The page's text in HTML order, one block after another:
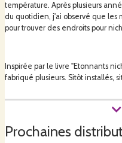
température. Après plusieurs
du quotidien, j'ai observé que les
pour trouver des endroits pour
Inspirée par le livre "Etonnants
fabriqué plusieurs. Sitôt installés,
Ma nouvelle production est née
au jardin.
Prochaines